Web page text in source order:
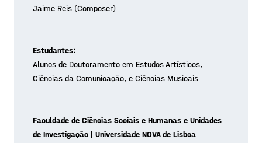
Jaime Reis (Composer)
Estudantes:
Alunos de Doutoramento em Estudos Artísticos,
Ciências da Comunicação, e Ciências Musicais
Faculdade de Ciências Sociais e Humanas e Unidades
de Investigação | Universidade NOVA de Lisboa